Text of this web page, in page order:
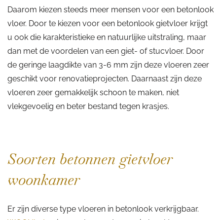
Daarom kiezen steeds meer mensen voor een betonlook
vloer. Door te kiezen voor een betonlook gietvloer krijgt
u ook die karakteristieke en natuurlijke uitstraling, maar
dan met de voordelen van een giet- of stucvloer. Door
de geringe laagdikte van 3-6 mm zijn deze vloeren zeer
geschikt voor renovatieprojecten. Daarnaast zijn deze
vloeren zeer gemakkelijk schoon te maken, niet
vlekgevoelig en beter bestand tegen krasjes.
Soorten betonnen gietvloer
woonkamer
Er zijn diverse type vloeren in betonlook verkrijgbaar.